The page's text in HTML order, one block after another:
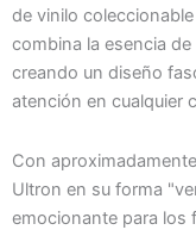
de vinilo
combina la esencia
creando un diseño
atención en cualquier
Con
Ultron en su forma
emocionante para los